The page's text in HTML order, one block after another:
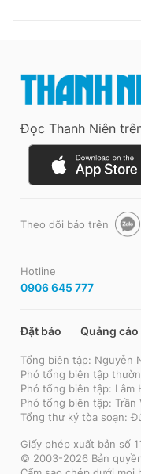
Đọc Thanh Niên
Theo dõi báo trên
Hotline
0906 645 777
Đặt báo Quảng cáo
Tổng biên tập: Nguyễn
Phó tổng biên tập
Phó tổng biên tập: Lâm
Phó tổng biên tập: Trần
Tổng thư ký tòa soạn:
Giấy phép xuất bản số
© 2003-2026 Bản